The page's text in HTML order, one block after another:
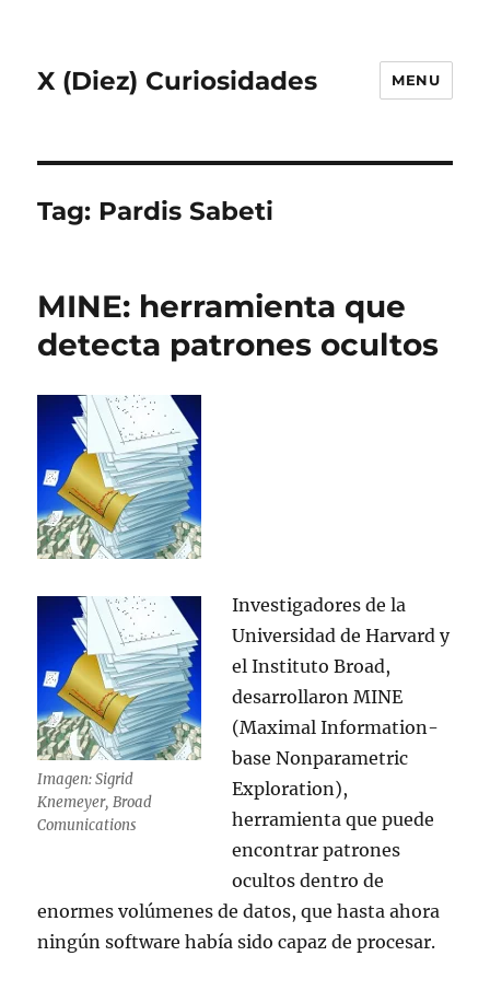
X (Diez) Curiosidades MENU
Tag: Pardis Sabeti
MINE: herramienta que
detecta patrones ocultos
Imagen: Sigrid
Knemeyer, Broad
Comunications
Investigadores de la
Universidad de Harvard y
el Instituto Broad,
desarrollaron MINE
(Maximal Information-
base Nonparametric
Exploration),
herramienta que puede
encontrar patrones
ocultos dentro de
enormes volúmenes de datos, que hasta ahora
ningún software había sido capaz de procesar.